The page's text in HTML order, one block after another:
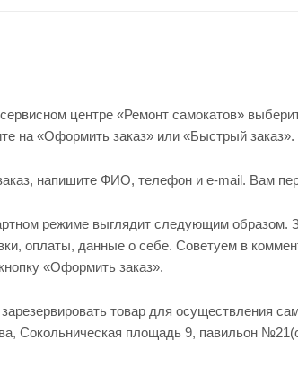
центре «Ремонт самокатов»
на «Оформить заказ» или «Быстрый заказ».
напишите ФИО, телефон и e-mail. Вам
режиме выглядит следующим образом.
оплаты, данные о себе. Советуем в
«Оформить заказ».
товар для осуществления
Сокольническая площадь 9, павильон